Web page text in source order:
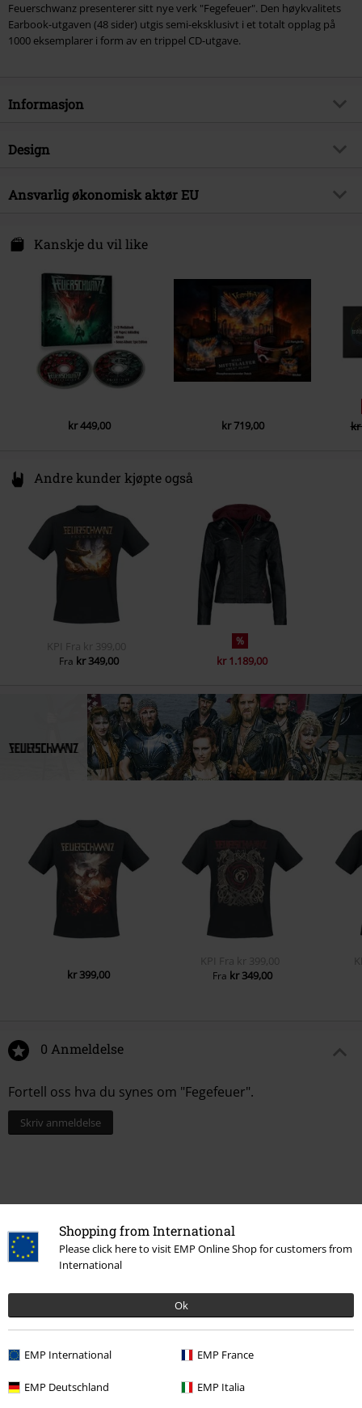
Shopping from International
Please click here to visit EMP Online Shop for customers from
International
Ok
EMP International EMP France
EMP Deutschland EMP Italia
Feuerschwanz presenterer sitt nye verk "Fegefeuer". Den høykvalitets
Earbook-utgaven (48 sider) utgis semi-eksklusivt i et totalt opplag på
1000 eksemplarer i form av en trippel CD-utgave.
Informasjon
Artikkelnummer
Musikksjanger
Folk Rock
Produkt kategori
Dato for offentliggjørelsen
21/07/2023
Design
Produkttype
CD
Ansvarlig økonomisk aktør EU
Hammerplatz 2
Austria
www.napalmrecords.com
Kanskje du vil like
kr 449,00 kr 719,00 kr
Andre kunder kjøpte også
KPI Fra kr 399,00
Fra kr 349,00
%
kr 1.189,00
kr 399,00
KPI Fra kr 399,00
Fra kr 349,00
0 Anmeldelse
Fortell oss hva du synes om "Fegefeuer".
Skriv anmeldelse